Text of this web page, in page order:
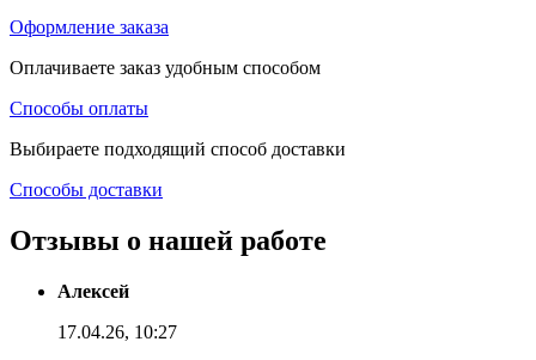
Оформление заказа
Оплачиваете заказ удобным способом
Способы оплаты
Выбираете подходящий способ доставки
Способы доставки
Отзывы о нашей работе
Алексей
17.04.26, 10:27